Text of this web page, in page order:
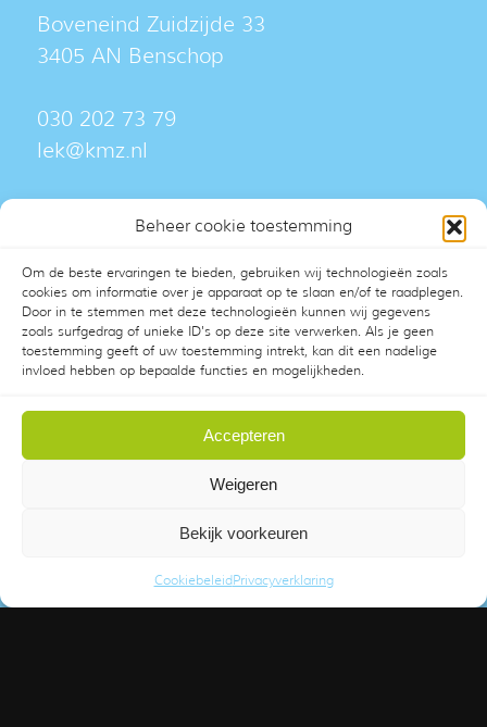
Beheer cookie toestemming
Om de beste ervaringen te bieden, gebruiken wij technologieën zoals
cookies om informatie over je apparaat op te slaan en/of te raadplegen.
Door in te stemmen met deze technologieën kunnen wij gegevens
zoals surfgedrag of unieke ID's op deze site verwerken. Als je geen
toestemming geeft of uw toestemming intrekt, kan dit een nadelige
invloed hebben op bepaalde functies en mogelijkheden.
Accepteren
Weigeren
Bekijk voorkeuren
CookiebeleidPrivacyverklaring
Boveneind Zuidzijde 33
3405 AN Benschop
030 202 73 79
lek@kmz.nl
Meer informatie
Specialistisch lekdetectie
Bouwkundige lekkage
Binnenklimaat en binnenmilieu onderzoek
Blowerdoormeting
Lekdetectie Specialist
Vacatures